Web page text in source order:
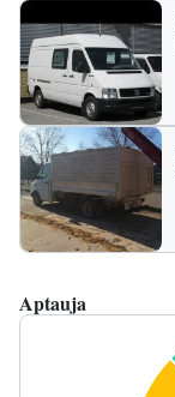
Aptauja